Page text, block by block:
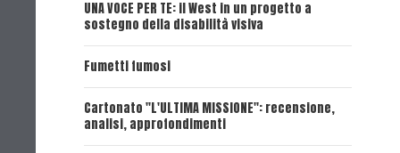
UNA VOCE PER TE: il West in un progetto a
sostegno della disabilità visiva
Fumetti fumosi
Cartonato "L'ULTIMA MISSIONE": recensione,
analisi, approfondimenti